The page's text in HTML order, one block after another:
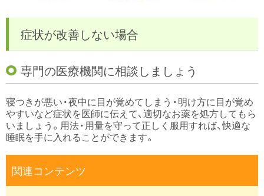
症状が改善しない場合
専門の医療機関に相談しましょう
寝つきが悪い・夜中に目が覚めてしまう・明け方に目が覚め
やすいなど症状を医師に伝えて、適切なお薬を処方してもら
いましょう。用法・用量を守って正しく服用すれば、快適な
睡眠を手に入れることができます。
関連コンテンツ